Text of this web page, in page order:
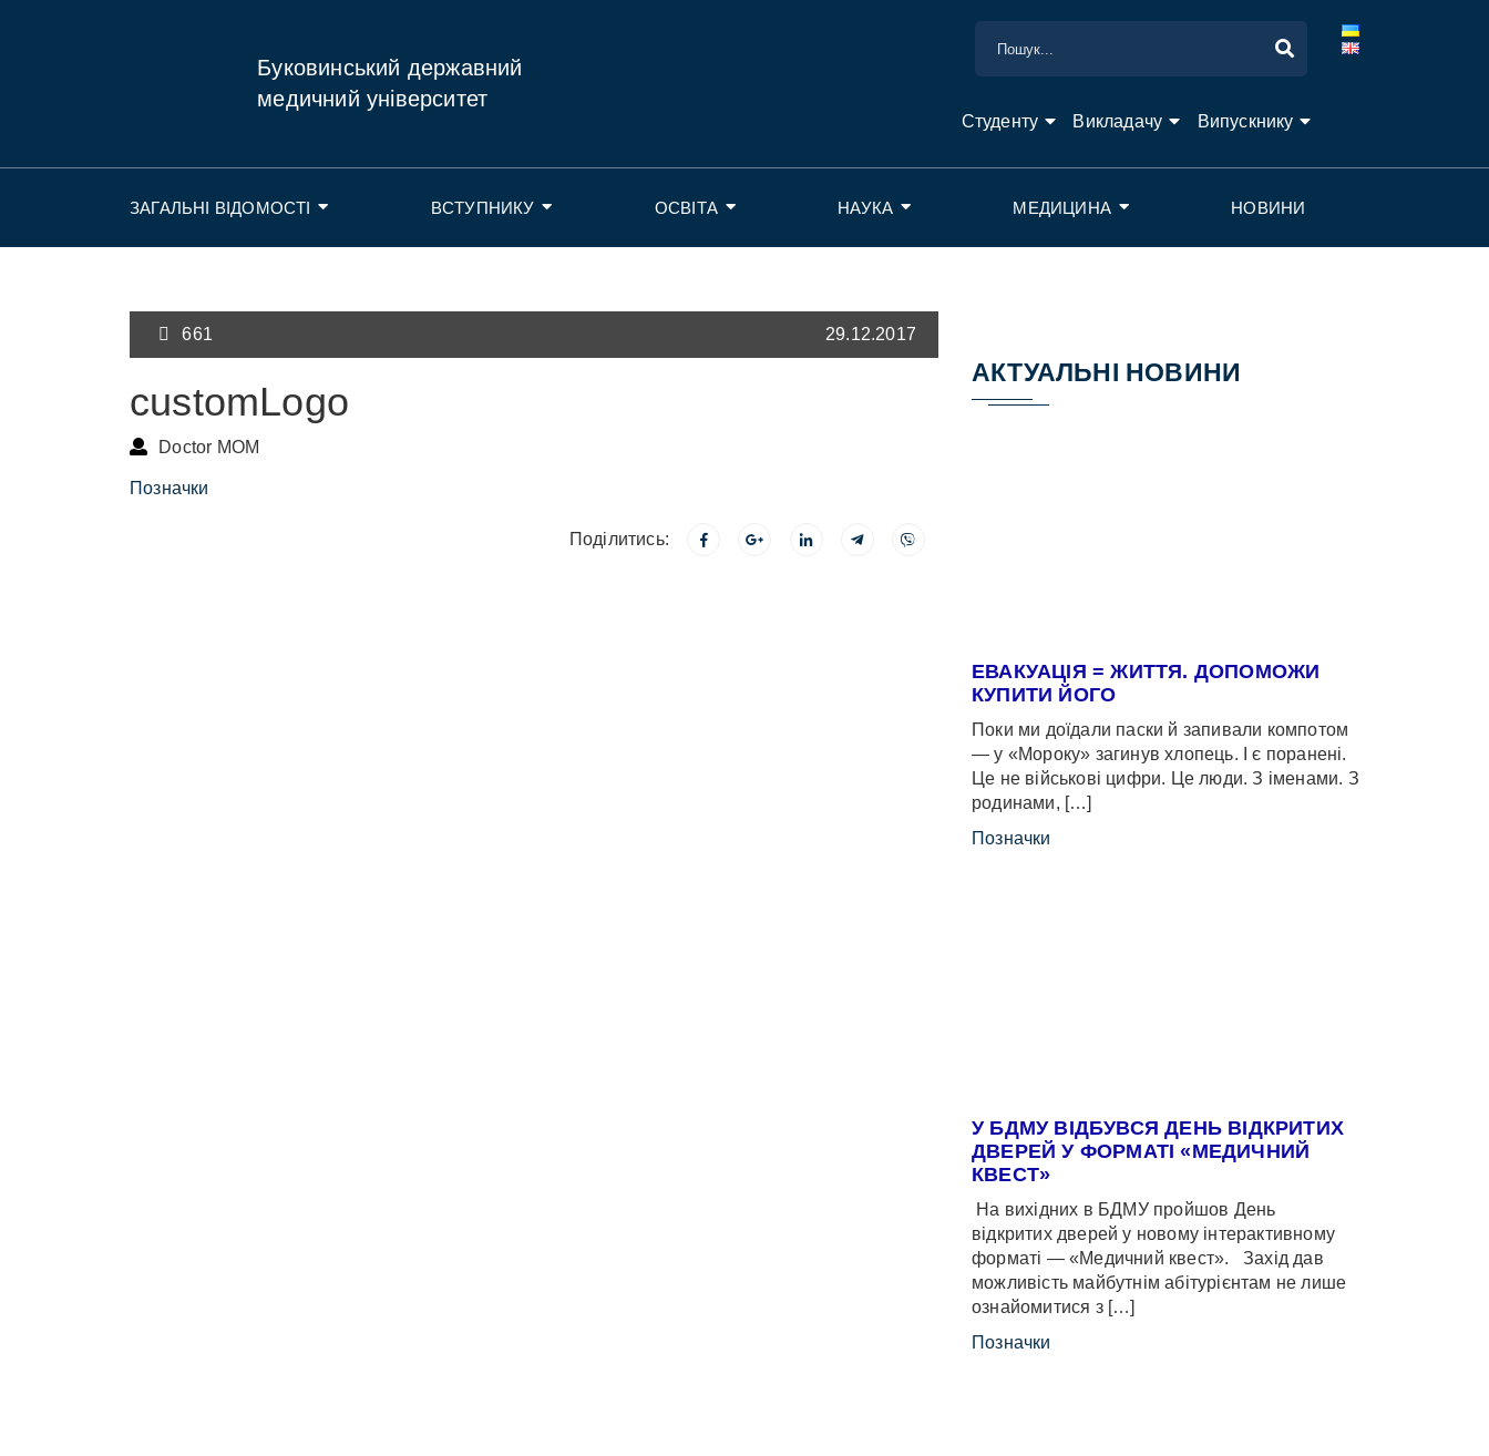
Буковинський державний
медичний університет
Студенту Викладачу Випускнику
ЗАГАЛЬНІ ВІДОМОСТІ ВСТУПНИКУ ОСВІТА НАУКА МЕДИЦИНА НОВИНИ
661 29.12.2017
customLogo
Doctor MOM
Позначки
Поділитись:
АКТУАЛЬНІ НОВИНИ
ЕВАКУАЦІЯ = ЖИТТЯ. ДОПОМОЖИ
КУПИТИ ЙОГО
Поки ми доїдали паски й запивали компотом
— у «Мороку» загинув хлопець. І є поранені.
Це не військові цифри. Це люди. З іменами. З
родинами, […]
Позначки
У БДМУ ВІДБУВСЯ ДЕНЬ ВІДКРИТИХ
ДВЕРЕЙ У ФОРМАТІ «МЕДИЧНИЙ
КВЕСТ»
На вихідних в БДМУ пройшов День
відкритих дверей у новому інтерактивному
форматі — «Медичний квест». Захід дав
можливість майбутнім абітурієнтам не лише
ознайомитися з […]
Позначки